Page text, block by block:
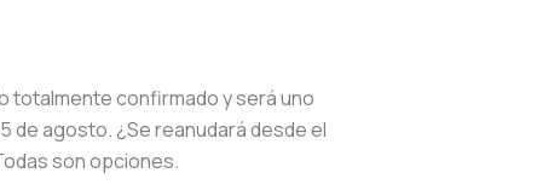
totalmente confirmado y será uno
de agosto. ¿Se reanudará desde el
son opciones.